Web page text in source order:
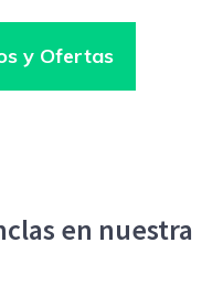
y Ofertas
en nuestra